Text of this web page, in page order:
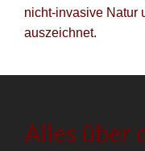
nicht-invasive Natur
auszeichnet.
Alles über